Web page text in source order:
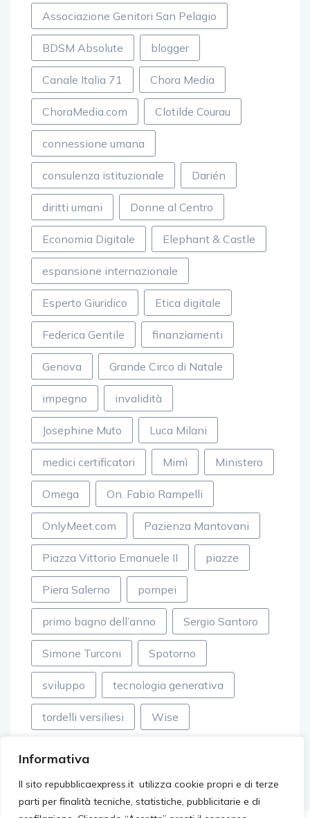
Informativa
Il sito repubblicaexpress.it utilizza cookie propri e di terze
parti per finalità tecniche, statistiche, pubblicitarie e di
Associazione Genitori San Pelagio
BDSM Absolute blogger
Canale Italia 71 Chora Media
ChoraMedia.com Clotilde Courau
connessione umana
consulenza istituzionale Darién
diritti umani Donne al Centro
Economia Digitale Elephant & Castle
espansione internazionale
Esperto Giuridico Etica digitale
Federica Gentile finanziamenti
Genova Grande Circo di Natale
impegno invalidità
Josephine Muto Luca Milani
medici certificatori Mimì Ministero
Omega On. Fabio Rampelli
OnlyMeet.com Pazienza Mantovani
Piazza Vittorio Emanuele II piazze
Piera Salerno pompei
primo bagno dell’anno Sergio Santoro
Simone Turconi Spotorno
sviluppo tecnologia generativa
tordelli versiliesi Wise